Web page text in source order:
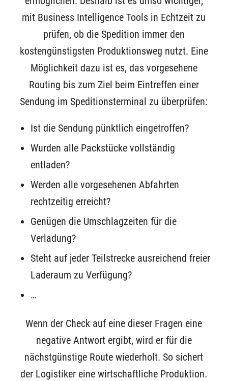
mit Business Intelligence Tools in Echtzeit zu
prüfen, ob die Spedition immer den
kostengünstigsten Produktionsweg nutzt. Eine
Möglichkeit dazu ist es, das vorgesehene
Routing bis zum Ziel beim Eintreffen einer
Sendung im Speditionsterminal zu überprüfen:
Ist die Sendung pünktlich eingetroffen?
Wurden alle Packstücke vollständig
entladen?
Werden alle vorgesehenen Abfahrten
rechtzeitig erreicht?
Genügen die Umschlagzeiten für die
Verladung?
Steht auf jeder Teilstrecke ausreichend freier
Laderaum zu Verfügung?
…
Wenn der Check auf eine dieser Fragen eine
negative Antwort ergibt, wird er für die
nächstgünstige Route wiederholt. So sichert
der Logistiker eine wirtschaftliche Produktion.